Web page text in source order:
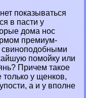
показываться
в пасти у
дома нос
премиум-
свиноподобными
помойку или
Причем такое
только у щенков,
а и у вполне